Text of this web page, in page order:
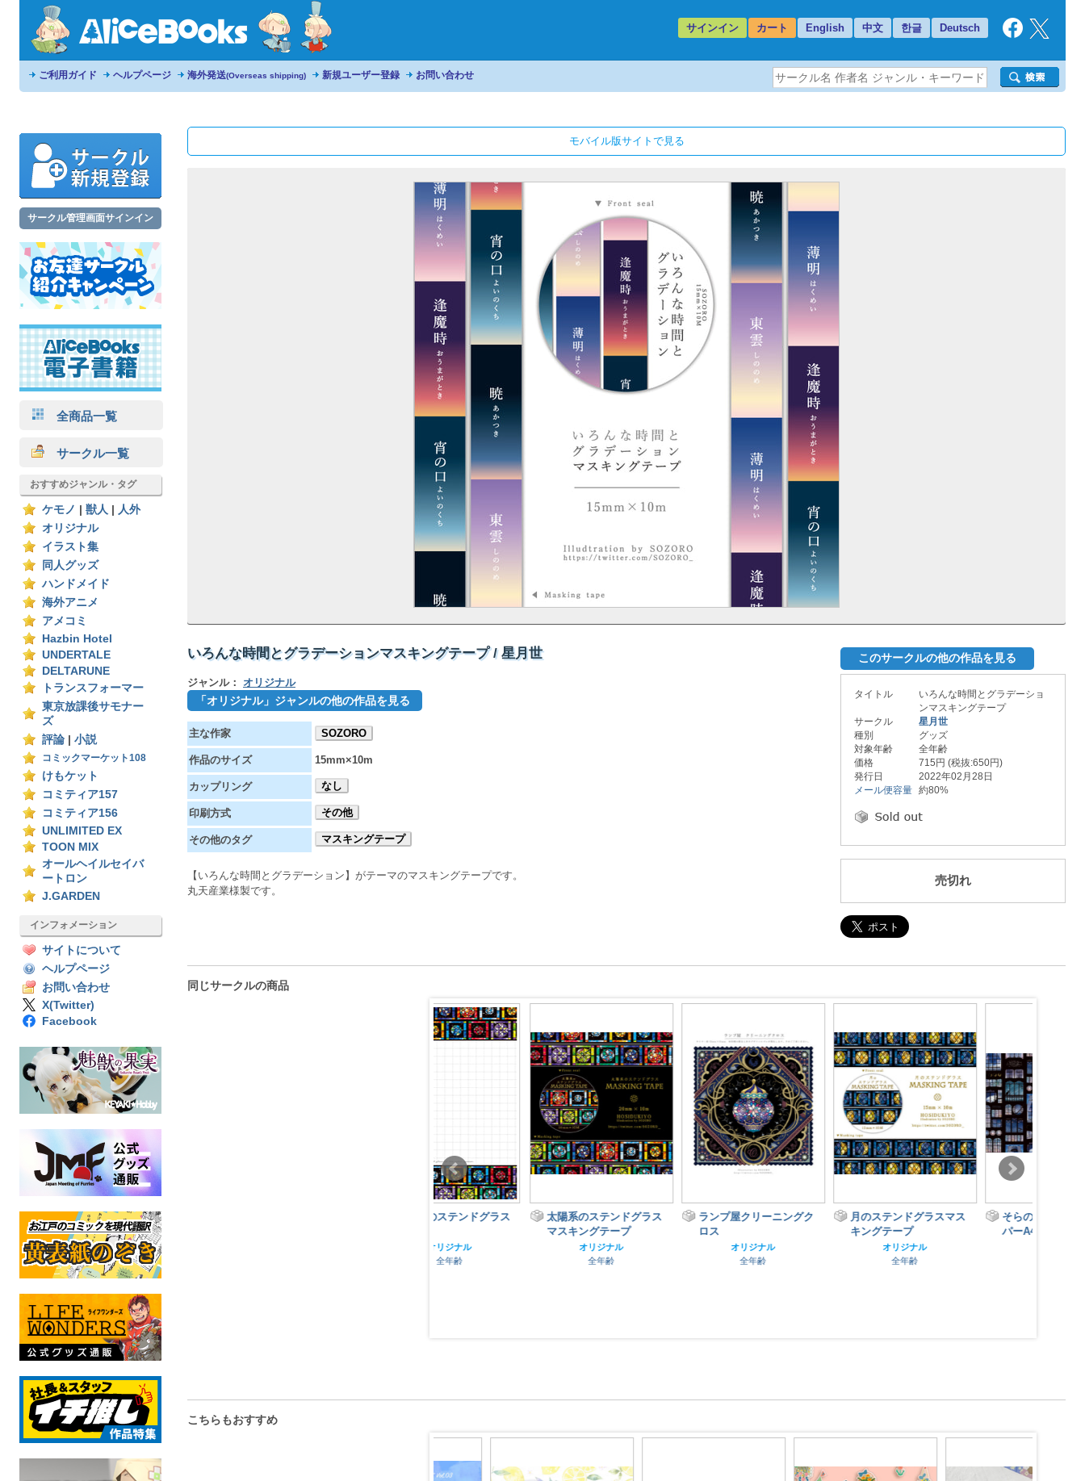
サインイン カート English 中文 한글 Deutsch
ご利用ガイド ヘルプページ 海外発送(Overseas shipping) 新規ユーザー登録 お問い合わせ
サークル管理画面サインイン
全商品一覧
サークル一覧
おすすめジャンル・タグ
ケモノ 獣人
人外
オリジナル
イラスト集
同人グッズ
ハンドメイド
海外アニメ
アメコミ
Hazbin Hotel
UNDERTALE
DELTARUNE
トランスフォーマー
東京放課後サモナー
ズ
評論
小説
コミックマーケット108
けもケット
コミティア157
コミティア156
UNLIMITED EX
TOON MIX
オールヘイルセイバ
ートロン
J.GARDEN
インフォメーション
サイトについて
ヘルプページ
お問い合わせ
X(Twitter)
Facebook
モバイル版サイトで見る
いろんな時間とグラデーションマスキングテープ / 星月世
ジャンル： オリジナル
「オリジナル」ジャンルの他の作品を見る
主な作家 SOZORO
作品のサイズ 15mm×10m
カップリング なし
印刷方式 その他
その他のタグ マスキングテープ
【いろんな時間とグラデーション】がテーマのマスキングテープです。
丸天産業様製です。
このサークルの他の作品を見る
タイトル
いろんな時間とグラデーショ
ンマスキングテープ
サークル
星月世
種別
グッズ
対象年齢
全年齢
価格
715円 (税抜:650円)
発行日
2022年02月28日
メール便容量 約80%
売切れ
同じサークルの商品
デザインペーパー3種セ
オリジナル
全年齢
マスキングテープ９種セ
ット
太陽系のステンドグラス
ランプ屋クリーニングク
ロス
月のステンドグラスマス
そらの窓辺デザインペー
パーA4
こちらもおすすめ